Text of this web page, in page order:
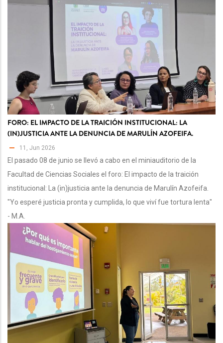
FORO: EL IMPACTO DE LA TRAICIÓN INSTITUCIONAL: LA
(IN)JUSTICIA ANTE LA DENUNCIA DE MARULÍN AZOFEIFA.
11, Jun 2026
El pasado 08 de junio se llevó a cabo en el miniauditorio de la
Facultad de Ciencias Sociales el foro: El impacto de la traición
institucional: La (in)justicia ante la denuncia de Marulín Azofeifa.
"Yo esperé justicia pronta y cumplida, lo que viví fue tortura lenta"
- M.A.